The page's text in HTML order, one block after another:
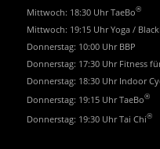
Mittwoch: 18:30 Uhr TaeBo®
Mittwoch: 19:15 Uhr Yoga /
Donnerstag: 10:00 Uhr BBP
Donnerstag: 17:30 Uhr Fitness
Donnerstag: 18:30 Uhr Indoor
Donnerstag: 19:15 Uhr TaeBo®
Donnerstag: 19:30 Uhr Tai Chi®